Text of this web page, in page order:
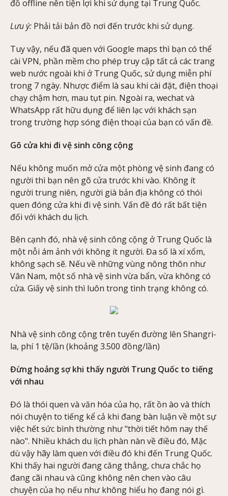
đồ offline nên tiện lợi khi sử dụng tại Trung Quốc.
Lưu ý: Phải tải bản đồ nơi đến trước khi sử dụng.
Tuy vậy, nếu đã quen với Google maps thì bạn có thể
cài VPN, phần mềm cho phép truy cập tất cả các trang
web nước ngoài khi ở Trung Quốc, sử dụng miễn phí
trong 7 ngày. Nhược điểm là sau khi cài đặt, điện thoại
chạy chậm hơn, mau tụt pin. Ngoài ra, wechat và
WhatsApp rất hữu dụng để liên lạc với khách sạn
trong trường hợp sóng điện thoại của bạn có vấn đề.
Gõ cửa khi đi vệ sinh công cộng
Nếu không muốn mở cửa một phòng vệ sinh đang có
người thì bạn nên gõ cửa trước khi vào. Không ít
người trung niên, người già bản địa không có thói
quen đóng cửa khi đi vệ sinh. Vấn đề đó rất bất tiện
đối với khách du lịch.
Bên cạnh đó, nhà vệ sinh công cộng ở Trung Quốc là
một nỗi ám ảnh với không ít người. Đa số là xí xổm,
không sạch sẽ. Nếu về những vùng nông thôn như
Vân Nam, một số nhà vệ sinh vừa bẩn, vừa không có
cửa. Giấy vệ sinh thì luôn trong tình trạng không có.
Nhà vệ sinh công cộng trên tuyến đường lên Shangri-
la, phí 1 tệ/lần (khoảng 3.500 đồng/lần)
Đừng hoảng sợ khi thấy người Trung Quốc to tiếng
với nhau
Đó là thói quen và văn hóa của họ, rất ồn ào và thích
nói chuyện to tiếng kể cả khi đang bàn luận về một sự
việc hết sức bình thường như "thời tiết hôm nay thế
nào". Nhiều khách du lịch phàn nàn về điều đó, Mặc
dù vậy hãy làm quen với điều đó khi đến Trung Quốc.
Khi thấy hai người đang căng thẳng, chưa chắc họ
đang cãi nhau và cũng không nên chen vào câu
chuyện của họ nếu như không hiểu họ đang nói gì.